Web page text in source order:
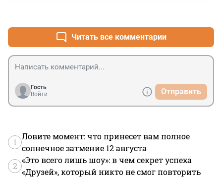
Читать все комментарии
Гость
Войти
Отправить
1
Ловите момент: что принесет вам полное
солнечное затмение 12 августа
2
«Это всего лишь шоу»: в чем секрет успеха
«Друзей», который никто не смог повторить